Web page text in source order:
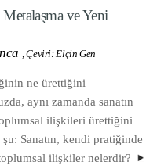
ve Yeni
,Çeviri: Elçin Gen
ne ürettiğini
aynı zamanda sanatın
ilişkileri ürettiğini
Sanatın, kendi pratiğinde
ilişkiler nelerdir?